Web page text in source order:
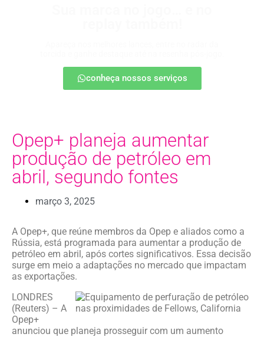
conheça nossos serviços
Opep+ planeja aumentar
produção de petróleo em
abril, segundo fontes
março 3, 2025
A Opep+, que reúne membros da Opep e aliados como a
Rússia, está programada para aumentar a produção de
petróleo em abril, após cortes significativos. Essa decisão
surge em meio a adaptações no mercado que impactam
as exportações.
LONDRES
(Reuters) – A
Opep+
anunciou que planeja prosseguir com um aumento